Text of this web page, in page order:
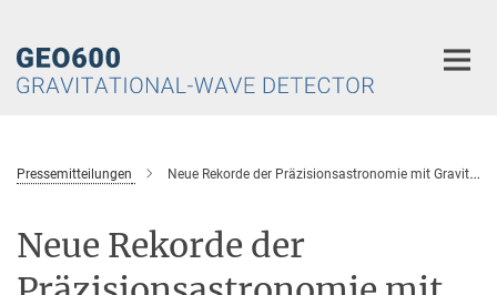
Pressemitteilungen Neue Rekorde der Präzisionsastronomie mit Gravitationswellen im neuen LIGO-Virgo-KAGRA-Katalog
Neue Rekorde der